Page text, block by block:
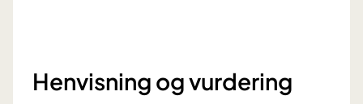
Henvisning og vurdering